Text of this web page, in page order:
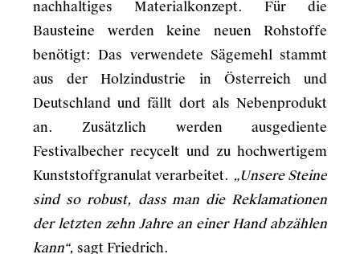
nachhaltiges Materialkonzept. Für die
Bausteine werden keine neuen Rohstoffe
benötigt: Das verwendete Sägemehl stammt
aus der Holzindustrie in Österreich und
Deutschland und fällt dort als Nebenprodukt
an. Zusätzlich werden ausgediente
Festivalbecher recycelt und zu hochwertigem
Kunststoffgranulat verarbeitet. „Unsere Steine
sind so robust, dass man die Reklamationen
der letzten zehn Jahre an einer Hand abzählen
kann“, sagt Friedrich.